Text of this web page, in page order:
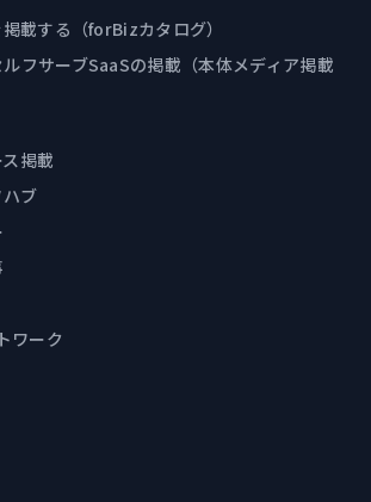
載する（forBizカタログ）
フサーブSaaSの掲載（本体メディア掲載
掲載
ブ
ワーク